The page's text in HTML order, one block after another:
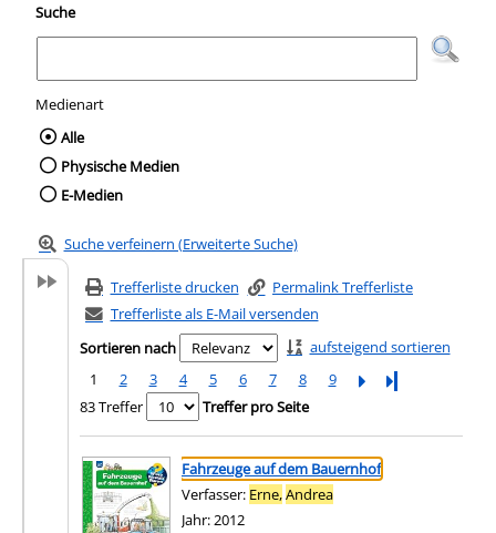
Suche
Medienart
Wählen Sie die Medienart nach der Sie
Alle
Physische Medien
E-Medien
Suche verfeinern (Erweiterte Suche)
Trefferliste drucken
Permalink Trefferliste
Trefferliste als E-Mail versenden
Sortieren nach
aufsteigend sortieren
1
2 3 4 5 6 7 8 9
Letzte Seite
83 Treffer
Treffer pro Seite
Suchergebnis
Zu den Suchfiltern springen
Fahrzeuge auf dem Bauernhof
Verfasser: Erne,Andrea
Jahr:2012